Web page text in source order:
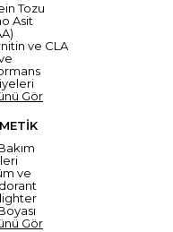
Tozu
Asit
ve CLA
Gör
ve
Gör